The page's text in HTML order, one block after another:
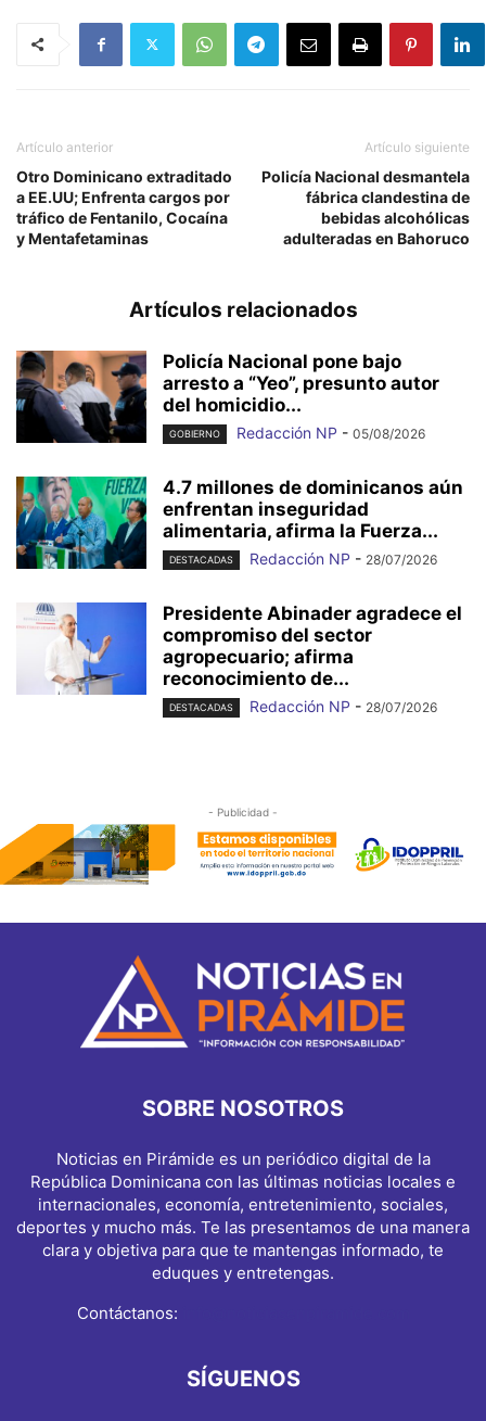
Artículo anterior
Otro Dominicano extraditado
a EE.UU; Enfrenta cargos por
tráfico de Fentanilo, Cocaína
y Mentafetaminas
Artículo siguiente
Policía Nacional desmantela
fábrica clandestina de
bebidas alcohólicas
adulteradas en Bahoruco
Artículos relacionados
Policía Nacional pone bajo
arresto a “Yeo”, presunto autor
del homicidio...
GOBIERNO Redacción NP - 05/08/2026
4.7 millones de dominicanos aún
enfrentan inseguridad
alimentaria, afirma la Fuerza...
DESTACADAS Redacción NP - 28/07/2026
Presidente Abinader agradece el
compromiso del sector
agropecuario; afirma
reconocimiento de...
DESTACADAS Redacción NP - 28/07/2026
- Publicidad -
SOBRE NOSOTROS
Noticias en Pirámide es un periódico digital de la
República Dominicana con las últimas noticias locales e
internacionales, economía, entretenimiento, sociales,
deportes y mucho más. Te las presentamos de una manera
clara y objetiva para que te mantengas informado, te
eduques y entretengas.
Contáctanos:
SÍGUENOS